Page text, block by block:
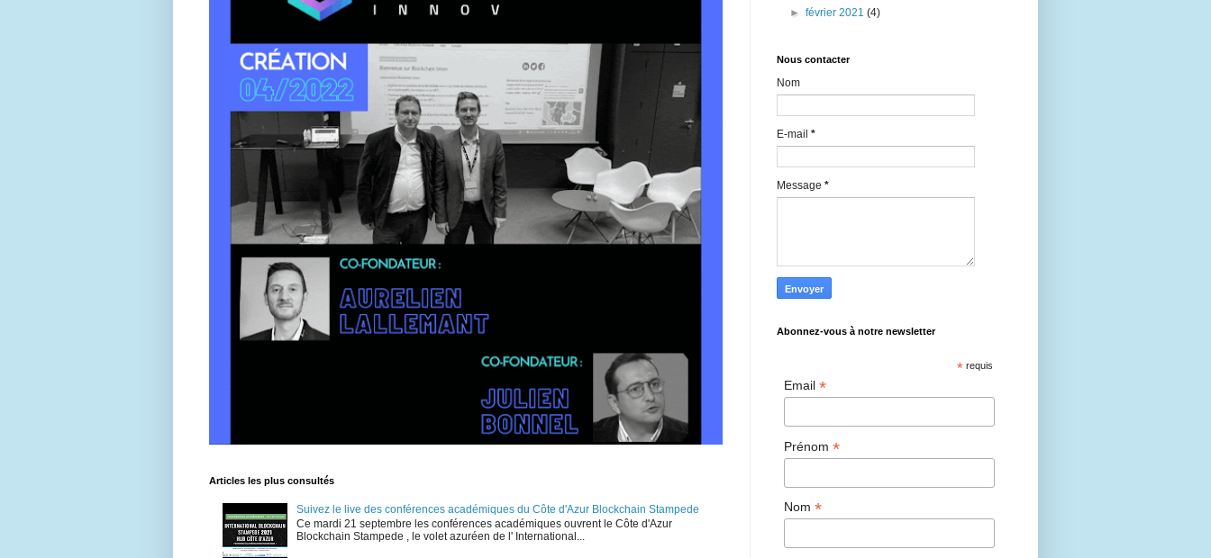
Articles les plus consultés
Suivez le live des conférences académiques du Côte d'Azur Blockchain Stampede
Ce mardi 21 septembre les conférences académiques ouvrent le Côte d'Azur
Blockchain Stampede , le volet azuréen de l' International...
►février 2021(4)
Nous contacter
Nom
E-mail *
Message *
Abonnez-vous à notre newsletter
* requis
Email *
Prénom *
Nom *